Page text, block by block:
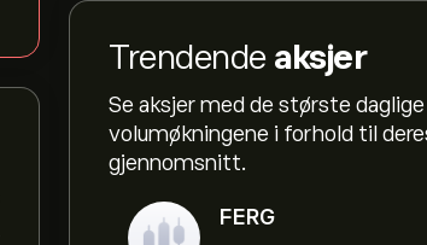
Trendende aksjer
Se aksjer med de største daglige
volumøkningene i forhold til
gjennomsnitt.
FERG